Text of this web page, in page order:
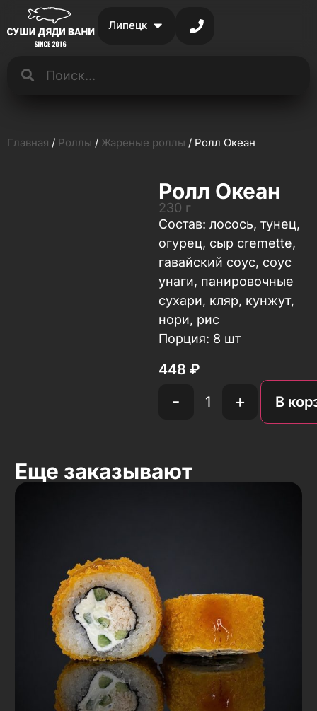
Липецк
Главная / Роллы / Жареные роллы / Ролл Океан
Ролл Океан
230 г
Состав: лосось, тунец,
огурец, сыр cremette,
гавайский соус, соус
унаги, панировочные
сухари, кляр, кунжут,
нори, рис
Порция: 8 шт
448 ₽
- + В
Еще заказывают